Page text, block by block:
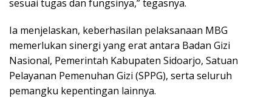
sesuai tugas dan fungsinya,” tegasnya.
Ia menjelaskan, keberhasilan pelaksanaan MBG
memerlukan sinergi yang erat antara Badan Gizi
Nasional, Pemerintah Kabupaten Sidoarjo, Satuan
Pelayanan Pemenuhan Gizi (SPPG), serta seluruh
pemangku kepentingan lainnya.